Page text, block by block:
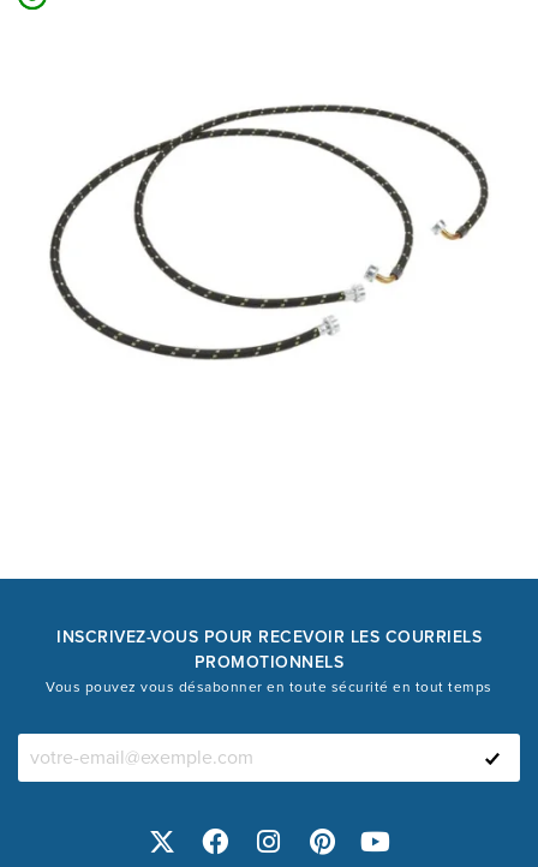
INSCRIVEZ-VOUS POUR RECEVOIR LES COURRIELS
PROMOTIONNELS
Vous pouvez vous désabonner en toute sécurité en tout temps